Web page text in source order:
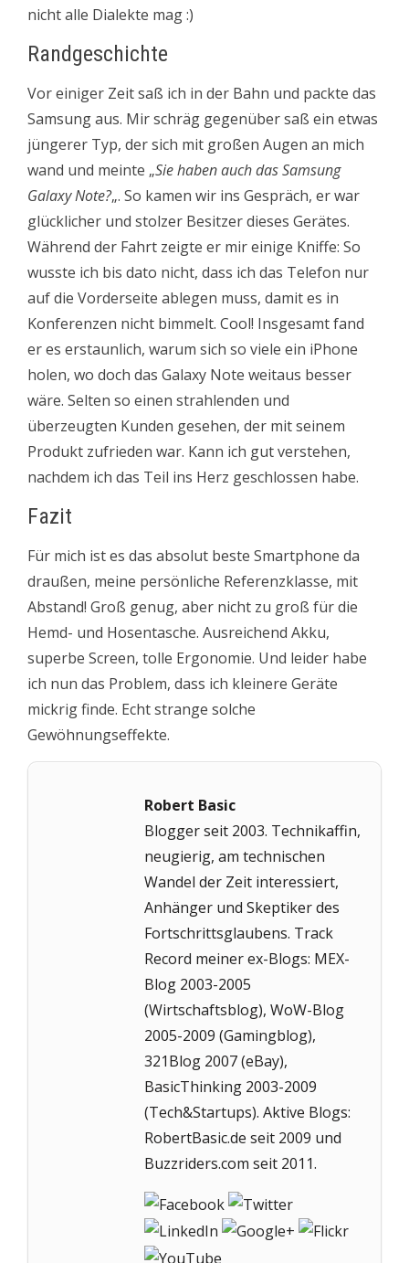
nicht alle Dialekte mag :)
Randgeschichte
Vor einiger Zeit saß ich in der Bahn und packte das
Samsung aus. Mir schräg gegenüber saß ein etwas
jüngerer Typ, der sich mit großen Augen an mich
wand und meinte „Sie haben auch das Samsung
Galaxy Note?„. So kamen wir ins Gespräch, er war
glücklicher und stolzer Besitzer dieses Gerätes.
Während der Fahrt zeigte er mir einige Kniffe: So
wusste ich bis dato nicht, dass ich das Telefon nur
auf die Vorderseite ablegen muss, damit es in
Konferenzen nicht bimmelt. Cool! Insgesamt fand
er es erstaunlich, warum sich so viele ein iPhone
holen, wo doch das Galaxy Note weitaus besser
wäre. Selten so einen strahlenden und
überzeugten Kunden gesehen, der mit seinem
Produkt zufrieden war. Kann ich gut verstehen,
nachdem ich das Teil ins Herz geschlossen habe.
Fazit
Für mich ist es das absolut beste Smartphone da
draußen, meine persönliche Referenzklasse, mit
Abstand! Groß genug, aber nicht zu groß für die
Hemd- und Hosentasche. Ausreichend Akku,
superbe Screen, tolle Ergonomie. Und leider habe
ich nun das Problem, dass ich kleinere Geräte
mickrig finde. Echt strange solche
Gewöhnungseffekte.
Robert Basic
Blogger seit 2003. Technikaffin,
neugierig, am technischen
Wandel der Zeit interessiert,
Anhänger und Skeptiker des
Fortschrittsglaubens. Track
Record meiner ex-Blogs: MEX-
Blog 2003-2005
(Wirtschaftsblog), WoW-Blog
2005-2009 (Gamingblog),
321Blog 2007 (eBay),
BasicThinking 2003-2009
(Tech&Startups). Aktive Blogs:
RobertBasic.de seit 2009 und
Buzzriders.com seit 2011.